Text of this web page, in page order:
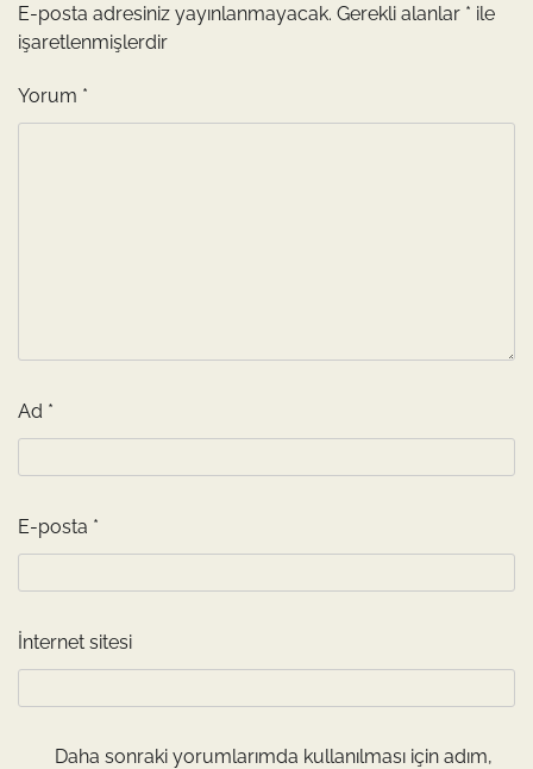
E-posta adresiniz yayınlanmayacak. Gerekli alanlar * ile
işaretlenmişlerdir
Yorum *
Ad *
E-posta *
İnternet sitesi
Daha sonraki yorumlarımda kullanılması için adım,